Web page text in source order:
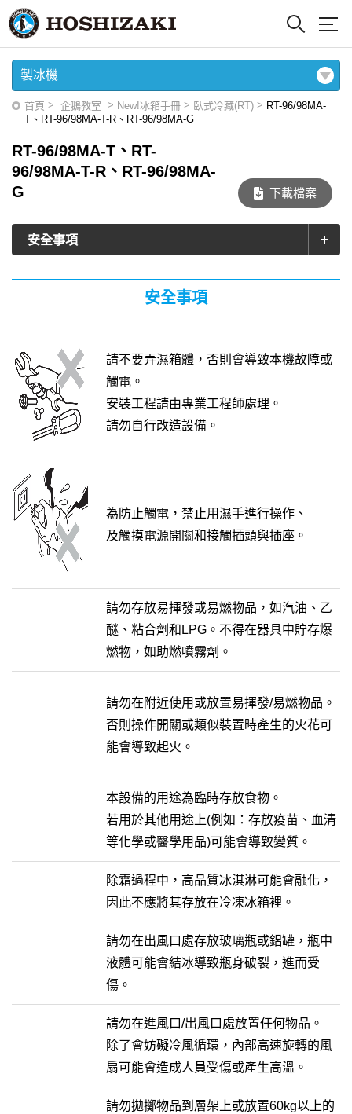
製冰機
首頁 > 企鵝教室 > New!冰箱手冊 > 臥式冷藏(RT) > RT-96/98MA-
T、RT-96/98MA-T-R、RT-96/98MA-G
RT-96/98MA-T、RT-
96/98MA-T-R、RT-96/98MA-
G
下載檔案
安全事項
安全事項
請不要弄濕箱體，否則會導致本機故障或
觸電。
安裝工程請由專業工程師處理。
請勿自行改造設備。
為防止觸電，禁止用濕手進行操作、
及觸摸電源開關和接觸插頭與插座。
請勿存放易揮發或易燃物品，如汽油、乙
醚、粘合劑和LPG。不得在器具中貯存爆
燃物，如助燃噴霧劑。
請勿在附近使用或放置易揮發/易燃物品。
否則操作開關或類似裝置時產生的火花可
能會導致起火。
本設備的用途為臨時存放食物。
若用於其他用途上(例如：存放疫苗、血清
等化學或醫學用品)可能會導致變質。
除霜過程中，高品質冰淇淋可能會融化，
因此不應將其存放在冷凍冰箱裡。
請勿在出風口處存放玻璃瓶或鋁罐，瓶中
液體可能會結冰導致瓶身破裂，進而受
傷。
請勿在進風口/出風口處放置任何物品。
除了會妨礙冷風循環，內部高速旋轉的風
扇可能會造成人員受傷或產生高溫。
請勿拋擲物品到層架上或放置60kg以上的